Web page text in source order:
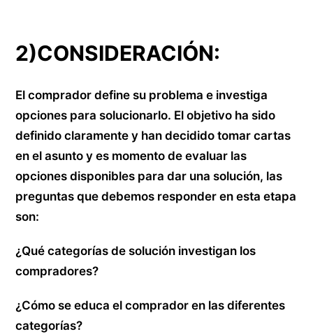
2)CONSIDERACIÓN:
El comprador define su problema e investiga
opciones para solucionarlo. El objetivo ha sido
definido claramente y han decidido tomar cartas
en el asunto y es momento de evaluar las
opciones disponibles para dar una solución, las
preguntas que debemos responder en esta etapa
son:
¿Qué categorías de solución investigan los
compradores?
¿Cómo se educa el comprador en las diferentes
categorías?